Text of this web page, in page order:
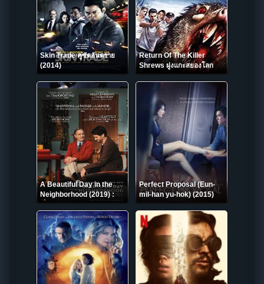
Skin Trade คู่ซัดอันตราย
(2014)
Return Of The Killer
Shrews ฝูงแกะสยองโลก
2013
A Beautiful Day in the
Neighborhood (2019) :
เรื่องเล่าวันฟ้าสวย
Perfect Proposal (Eun-
mil-han yu-hok) (2015)